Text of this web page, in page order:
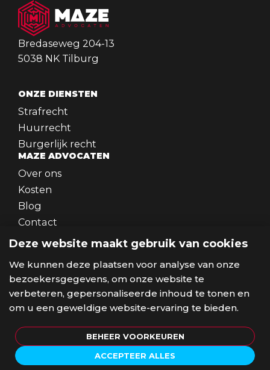
Deze website maakt gebruik van cookies
We kunnen deze plaatsen voor analyse van onze
bezoekersgegevens, om onze website te
verbeteren, gepersonaliseerde inhoud te tonen en
om u een geweldige website-ervaring te bieden.
BEHEER VOORKEUREN
ACCEPTEER ALLES
Bredaseweg 204-13
5038 NK Tilburg
ONZE DIENSTEN
Strafrecht
Huurrecht
Burgerlijk recht
MAZE ADVOCATEN
Over ons
Kosten
Blog
Contact
Werken bij
SOCIALS
© 2026 MAZE ADVOCATEN
ALGEMENE VOORWAARDENPRIVACYVERKLARINGDISCLAIMER
KLACHTENREGELING